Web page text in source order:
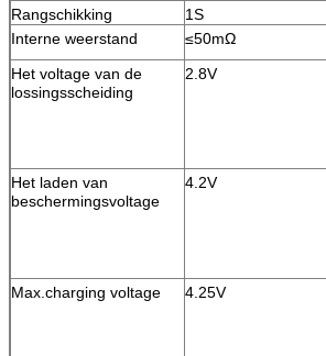
Rangschikking
1S
Interne weerstand
≤50mΩ
Het voltage van de
lossingsscheiding
2.8V
Het laden van
beschermingsvoltage
4.2V
Max.charging voltage 4.25V